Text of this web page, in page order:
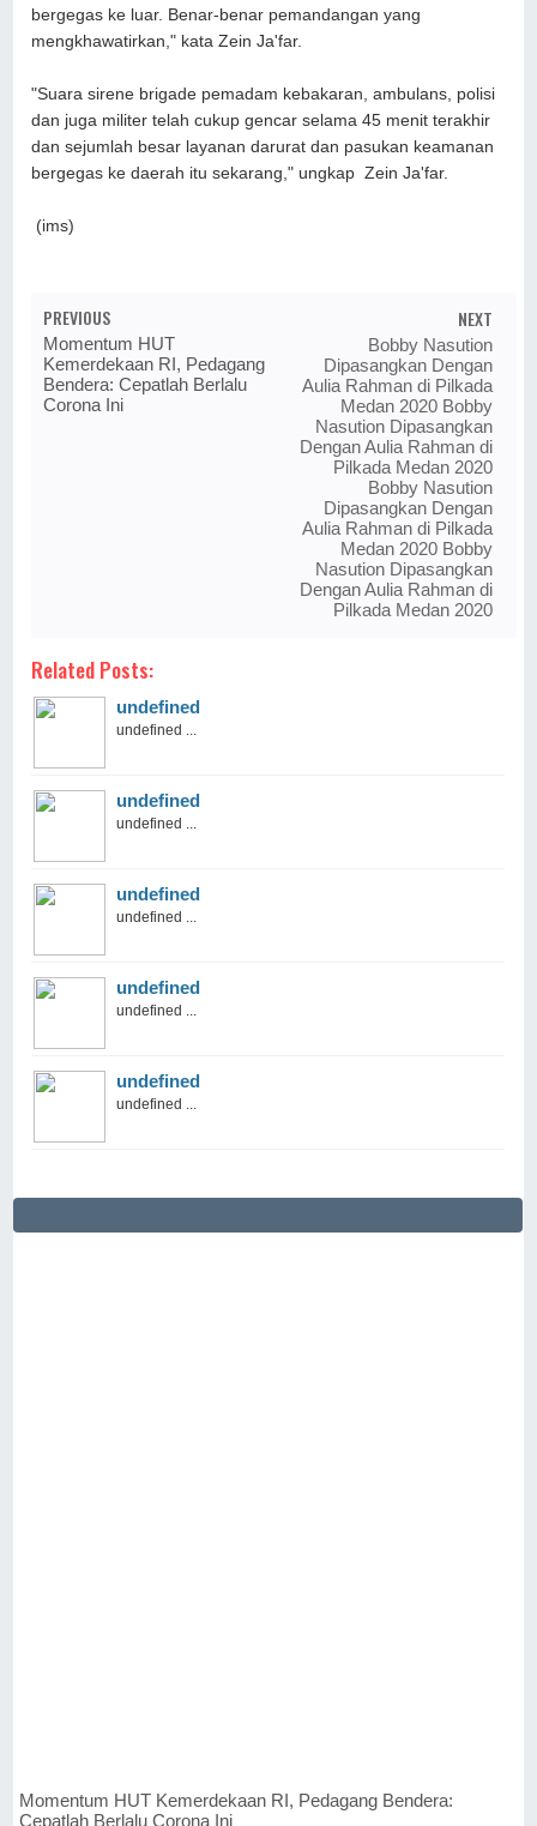
bergegas ke luar. Benar-benar pemandangan yang
mengkhawatirkan," kata Zein Ja'far.
"Suara sirene brigade pemadam kebakaran, ambulans, polisi
dan juga militer telah cukup gencar selama 45 menit terakhir
dan sejumlah besar layanan darurat dan pasukan keamanan
bergegas ke daerah itu sekarang," ungkap Zein Ja'far.
(ims)
PREVIOUS
Momentum HUT
Kemerdekaan RI, Pedagang
Bendera: Cepatlah Berlalu
Corona Ini
NEXT
Bobby Nasution
Dipasangkan Dengan
Aulia Rahman di Pilkada
Medan 2020 Bobby
Nasution Dipasangkan
Dengan Aulia Rahman di
Pilkada Medan 2020
Bobby Nasution
Dipasangkan Dengan
Aulia Rahman di Pilkada
Medan 2020 Bobby
Nasution Dipasangkan
Dengan Aulia Rahman di
Pilkada Medan 2020
Related Posts:
undefined
undefined ...
undefined
undefined ...
undefined
undefined ...
undefined
undefined ...
undefined
undefined ...
Momentum HUT Kemerdekaan RI, Pedagang Bendera:
Cepatlah Berlalu Corona Ini